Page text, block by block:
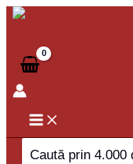
Skip
content
Search
for: